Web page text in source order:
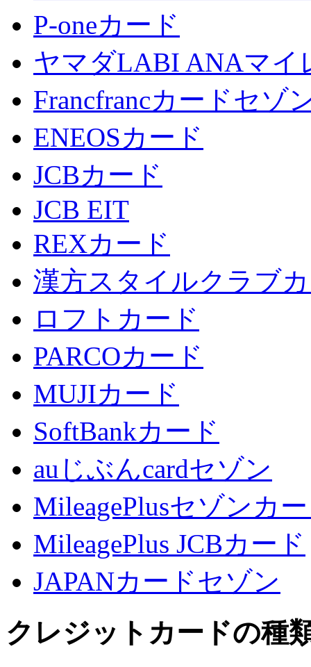
P-oneカード
ヤマダLABI ANAマイ
Francfrancカードセゾ
ENEOSカード
JCBカード
JCB EIT
REXカード
漢方スタイルクラブ
ロフトカード
PARCOカード
MUJIカード
SoftBankカード
auじぶんcardセゾン
MileagePlusセゾンカ
MileagePlus JCBカード
JAPANカードセゾン
クレジットカードの種